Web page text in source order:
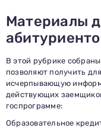
Материалы
В этой рубрике
позволяют получить
исчерпывающую
действующих
госпрограмме:
Образовательное